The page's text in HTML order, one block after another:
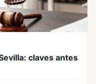
claves antes